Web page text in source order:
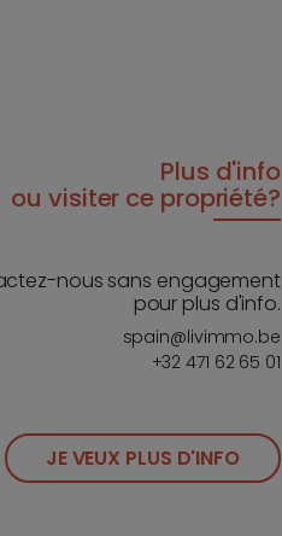
Plus d'info
ou visiter ce propriété?
nous sans engagement
pour plus d'info.
spain@livimmo.be
+32 471 62 65 01
JE VEUX PLUS D'INFO